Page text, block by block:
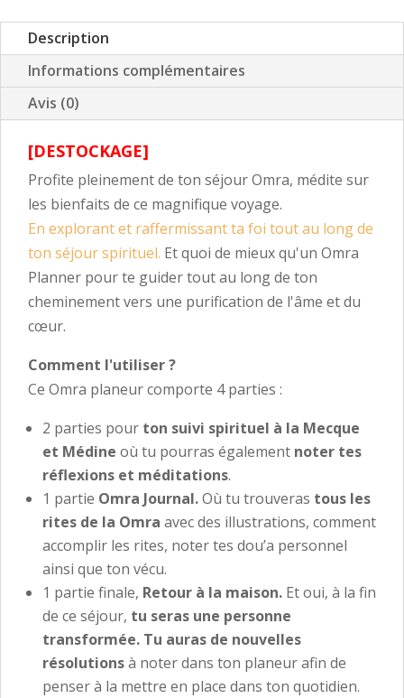
Description
Informations complémentaires
Avis (0)
[DESTOCKAGE]
Profite pleinement de ton séjour Omra, médite sur
les bienfaits de ce magnifique voyage.
En explorant et raffermissant ta foi tout au long de
ton séjour spirituel. Et quoi de mieux qu'un Omra
Planner pour te guider tout au long de ton
cheminement vers une purification de l'âme et du
cœur.
Comment l'utiliser ?
Ce Omra planeur comporte 4 parties :
2 parties pour ton suivi spirituel à la Mecque
et Médine où tu pourras également noter tes
réflexions et méditations.
1 partie Omra Journal.Où tu trouveras tous les
rites de la Omra avec des illustrations, comment
accomplir les rites, noter tes dou’a personnel
ainsi que ton vécu.
1 partie finale, Retour à la maison. Et oui, à la fin
de ce séjour, tu seras une personne
transformée. Tu auras de nouvelles
résolutionsà noter dans ton planeur afin de
penser à la mettre en place dans ton quotidien.